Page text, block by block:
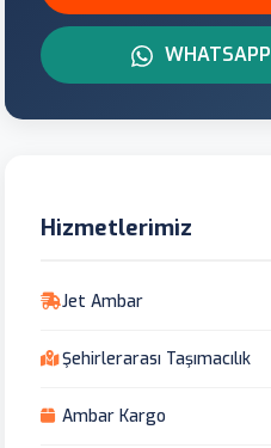
WHATSAPP
Hizmetlerimiz
Jet Ambar
Şehirlerarası Taşımacılık
Ambar Kargo